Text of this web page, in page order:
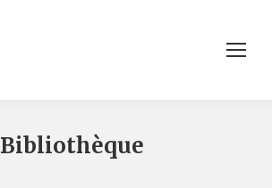
Bibliothèque